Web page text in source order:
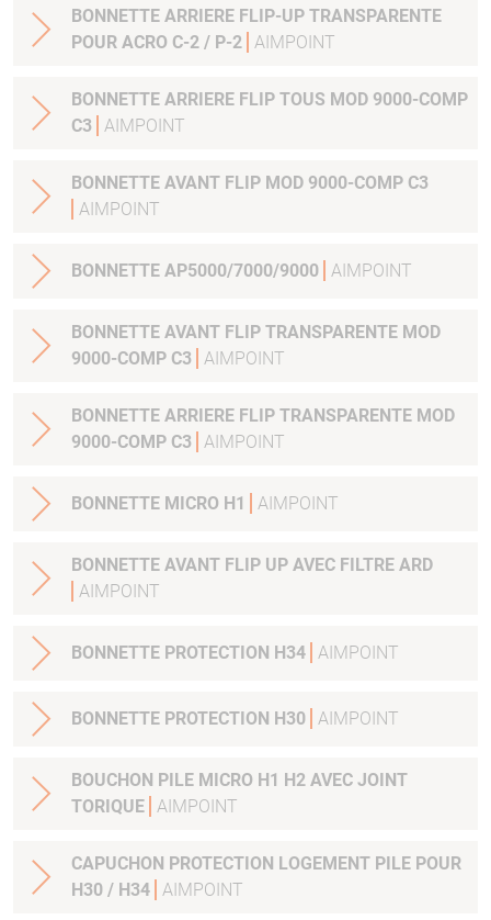
BONNETTE ARRIERE FLIP-UP TRANSPARENTE
POUR ACRO C-2 / P-2 AIMPOINT
BONNETTE ARRIERE FLIP TOUS MOD 9000-COMP
C3
AIMPOINT
BONNETTE AVANT FLIP MOD 9000-COMP C3
AIMPOINT
BONNETTE AP5000/7000/9000 AIMPOINT
BONNETTE AVANT FLIP TRANSPARENTE MOD
9000-COMP C3
AIMPOINT
BONNETTE ARRIERE FLIP TRANSPARENTE MOD
9000-COMP C3
AIMPOINT
BONNETTE MICRO H1 AIMPOINT
BONNETTE AVANT FLIP UP AVEC FILTRE ARD
AIMPOINT
BONNETTE PROTECTION H34 AIMPOINT
BONNETTE PROTECTION H30 AIMPOINT
BOUCHON PILE MICRO H1 H2 AVEC JOINT
TORIQUE AIMPOINT
CAPUCHON PROTECTION LOGEMENT PILE POUR
H30 / H34 AIMPOINT